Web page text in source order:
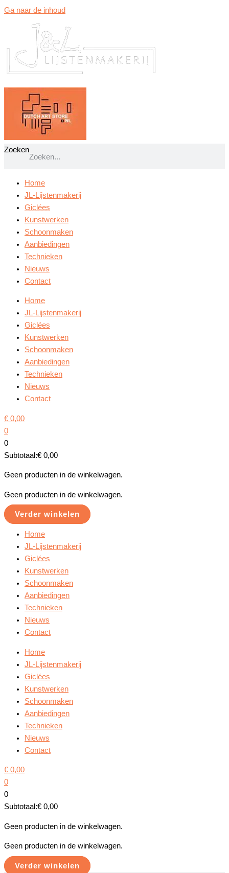
Ga naar de inhoud
Zoeken
Home
JL-Lijstenmakerij
Giclées
Kunstwerken
Schoonmaken
Aanbiedingen
Technieken
Nieuws
Contact
Home
JL-Lijstenmakerij
Giclées
Kunstwerken
Schoonmaken
Aanbiedingen
Technieken
Nieuws
Contact
€ 0,00
0
0
Subtotaal:€ 0,00
Geen producten in de winkelwagen.
Geen producten in de winkelwagen.
Verder winkelen
Home
JL-Lijstenmakerij
Giclées
Kunstwerken
Schoonmaken
Aanbiedingen
Technieken
Nieuws
Contact
Home
JL-Lijstenmakerij
Giclées
Kunstwerken
Schoonmaken
Aanbiedingen
Technieken
Nieuws
Contact
€ 0,00
0
0
Subtotaal:€ 0,00
Geen producten in de winkelwagen.
Geen producten in de winkelwagen.
Verder winkelen